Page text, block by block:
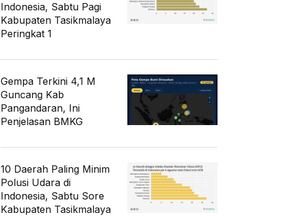
Indonesia, Sabtu Pagi
Kabupaten Tasikmalaya
Peringkat 1
Gempa Terkini 4,1 M
Guncang Kab
Pangandaran, Ini
Penjelasan BMKG
10 Daerah Paling Minim
Polusi Udara di
Indonesia, Sabtu Sore
Kabupaten Tasikmalaya